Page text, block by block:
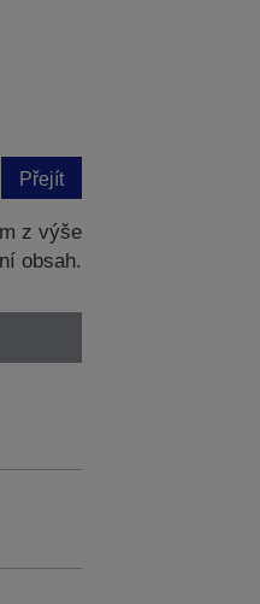
Přejít
z výše
obsah.